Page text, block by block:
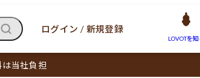
ログイン / 新規登録
LOVOTを知
当社負担